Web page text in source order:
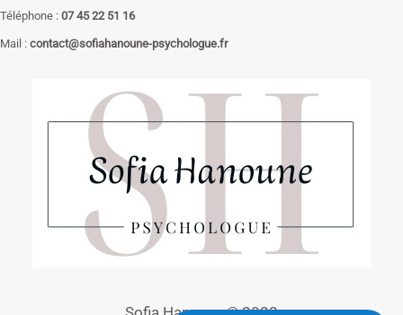
Téléphone : 07 45 22 51 16
Mail : contact@sofiahanoune-psychologue.fr